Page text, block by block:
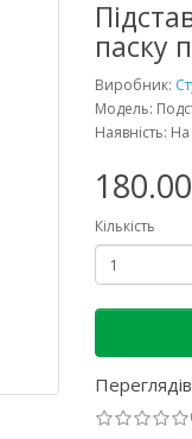
паску
Виробник:
Модель:
Наявність: На
Кількість